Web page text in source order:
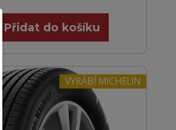
Přidat do košíku
VYRÁBÍ MICHELIN